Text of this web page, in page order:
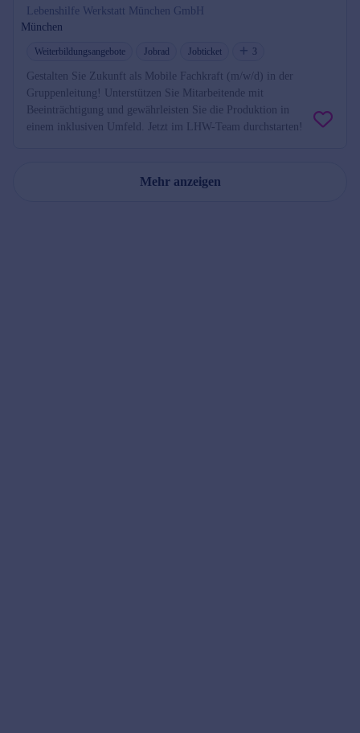
Lebenshilfe Werkstatt München GmbH
München
Weiterbildungsangebote Jobrad Jobticket 3
Gestalten Sie Zukunft als Mobile Fachkraft (m/w/d) in der
Gruppenleitung! Unterstützen Sie Mitarbeitende mit
Beeinträchtigung und gewährleisten Sie die Produktion in
einem inklusiven Umfeld. Jetzt im LHW-Team durchstarten!
Mehr anzeigen